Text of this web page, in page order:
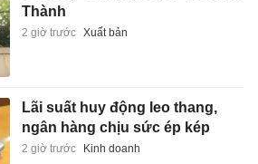
Thành
2 giờ trước Xuất bản
Lãi suất huy động leo thang,
ngân hàng chịu sức ép kép
2 giờ trước Kinh doanh